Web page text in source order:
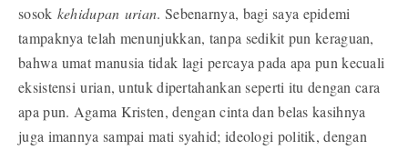
sosok kehidupan urian. Sebenarnya, bagi saya epidemi
tampaknya telah menunjukkan, tanpa sedikit pun keraguan,
bahwa umat manusia tidak lagi percaya pada apa pun kecuali
eksistensi urian, untuk dipertahankan seperti itu dengan cara
apa pun. Agama Kristen, dengan cinta dan belas kasihnya
juga imannya sampai mati syahid; ideologi politik, dengan